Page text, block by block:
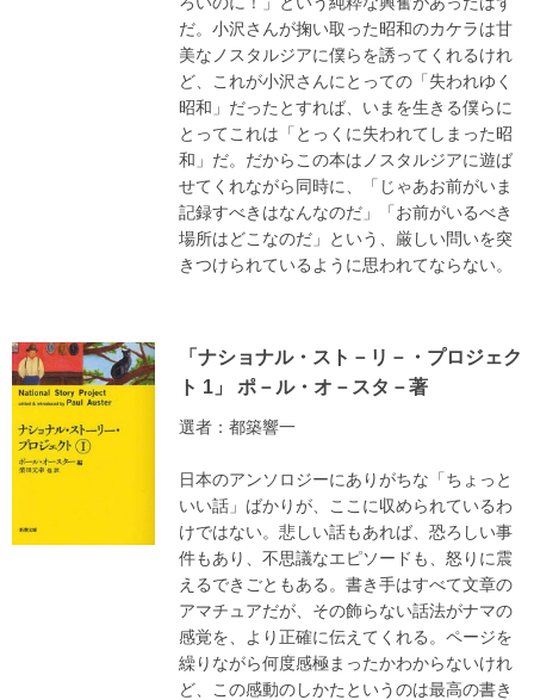
だ。小沢さんが掬い取った昭和のカケラは甘
美なノスタルジアに僕らを誘ってくれるけれ
ど、これが小沢さんにとっての「失われゆく
昭和」だったとすれば、いまを生きる僕らに
とってこれは「とっくに失われてしまった昭
和」だ。だからこの本はノスタルジアに遊ば
せてくれながら同時に、「じゃあお前がいま
記録すべきはなんなのだ」「お前がいるべき
場所はどこなのだ」という、厳しい問いを突
きつけられているように思われてならない。
「ナショナル・スト－リ－・プロジェク
ト 1」 ポ－ル・オ－スタ－著
選者：都築響一
日本のアンソロジーにありがちな「ちょっと
いい話」ばかりが、ここに収められているわ
けではない。悲しい話もあれば、恐ろしい事
件もあり、不思議なエピソードも、怒りに震
えるできごともある。書き手はすべて文章の
アマチュアだが、その飾らない話法がナマの
感覚を、より正確に伝えてくれる。ページを
繰りながら何度感極まったかわからないけれ
ど、この感動のしかたというのは最高の書き